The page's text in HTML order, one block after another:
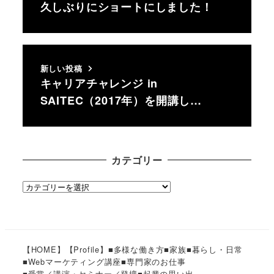
久しぶりにショートにしました！
新しい投稿
キャリアチャレンジ in
SAITEC（2017年）を開講し…
カテゴリー
カ
【HOME】 【Profile】 ■多様な働き方■家族■暮らし・日常
■Webマーケティング講座■専門家のお仕事